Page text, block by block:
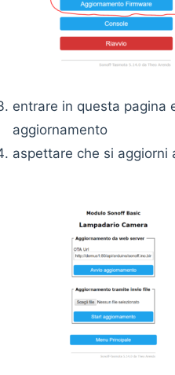
entrare in questa pagina
aggiornamento
aspettare che si